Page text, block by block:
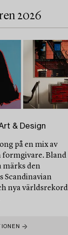
2026
& Design
på en mix av
formgivare. Bland
märks den
Scandinavian
nya världsrekord